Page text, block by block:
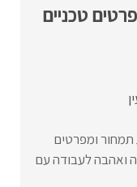
טכניים
ומפרטים
ואהבה לעבודה עם